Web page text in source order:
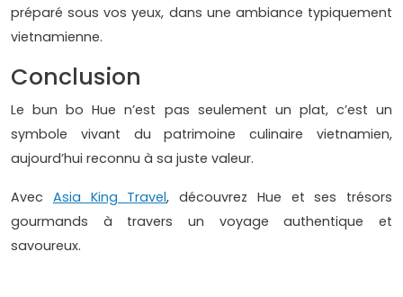
préparé sous vos yeux, dans une ambiance typiquement
vietnamienne.
Conclusion
Le bun bo Hue n’est pas seulement un plat, c’est un
symbole vivant du patrimoine culinaire vietnamien,
aujourd’hui reconnu à sa juste valeur.
Avec Asia King Travel, découvrez Hue et ses trésors
gourmands à travers un voyage authentique et
savoureux.